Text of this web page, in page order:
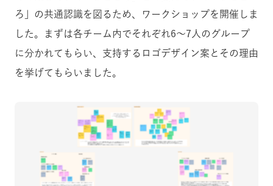
ろ」の共通認識を図るため、ワークショップを開催しま
した。まずは各チーム内でそれぞれ6〜7人のグループ
に分かれてもらい、支持するロゴデザイン案とその理由
を挙げてもらいました。